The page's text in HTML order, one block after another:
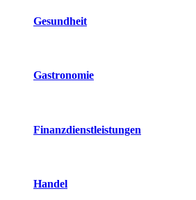
Gesundheit
Gastronomie
Finanzdienstleistungen
Handel